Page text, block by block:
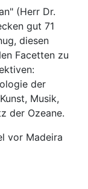
(Herr Dr.
gut 71
diesen
Facetten zu
der
Musik,
der Ozeane.
vor Madeira